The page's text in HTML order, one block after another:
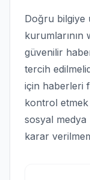
Doğru bilgiye
kurumlarının
güvenilir
tercih
için haberleri
kontrol etmek
sosyal medya
karar